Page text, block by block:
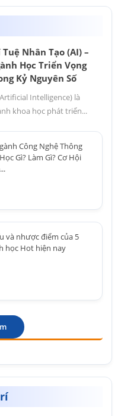
Nhân Tạo (AI) –
Học Triển Vọng
Kỷ Nguyên Số
Intelligence) là
khoa học phát triển...
Công Nghệ Thông
Gì? Làm Gì? Cơ Hội
và nhược điểm của 5
học Hot hiện nay